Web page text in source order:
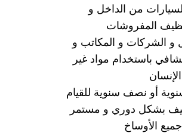
من الداخل و
المفروشات
و الشركات و المكاتب و
باستخدام مواد غير
أو نصف سنوية للقيام
بشكل دوري و مستمر
الأوساخ